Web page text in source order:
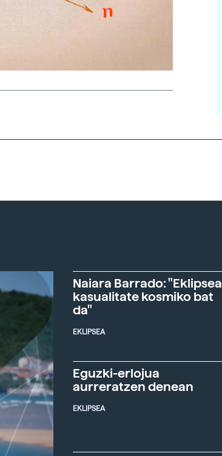
Naiara Barrado: "Eklipsea
kasualitate kosmiko bat
da"
EKLIPSEA
Eguzki-erlojua
aurreratzen denean
EKLIPSEA